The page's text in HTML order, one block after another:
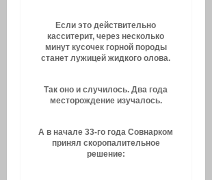
Если это действительно
касситерит, через несколько
минут кусочек горной породы
станет лужицей жидкого олова.
Так оно и случилось. Два года
месторождение изучалось.
А в начале 33-го года Совнарком
принял скоропалительное
решение: